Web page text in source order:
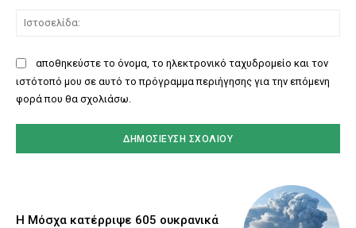
αποθηκεύστε το όνομα, το ηλεκτρονικό ταχυδρομείο και τον
ιστότοπό μου σε αυτό το πρόγραμμα περιήγησης για την επόμενη
φορά που θα σχολιάσω.
Η Μόσχα κατέρριψε 605 ουκρανικά